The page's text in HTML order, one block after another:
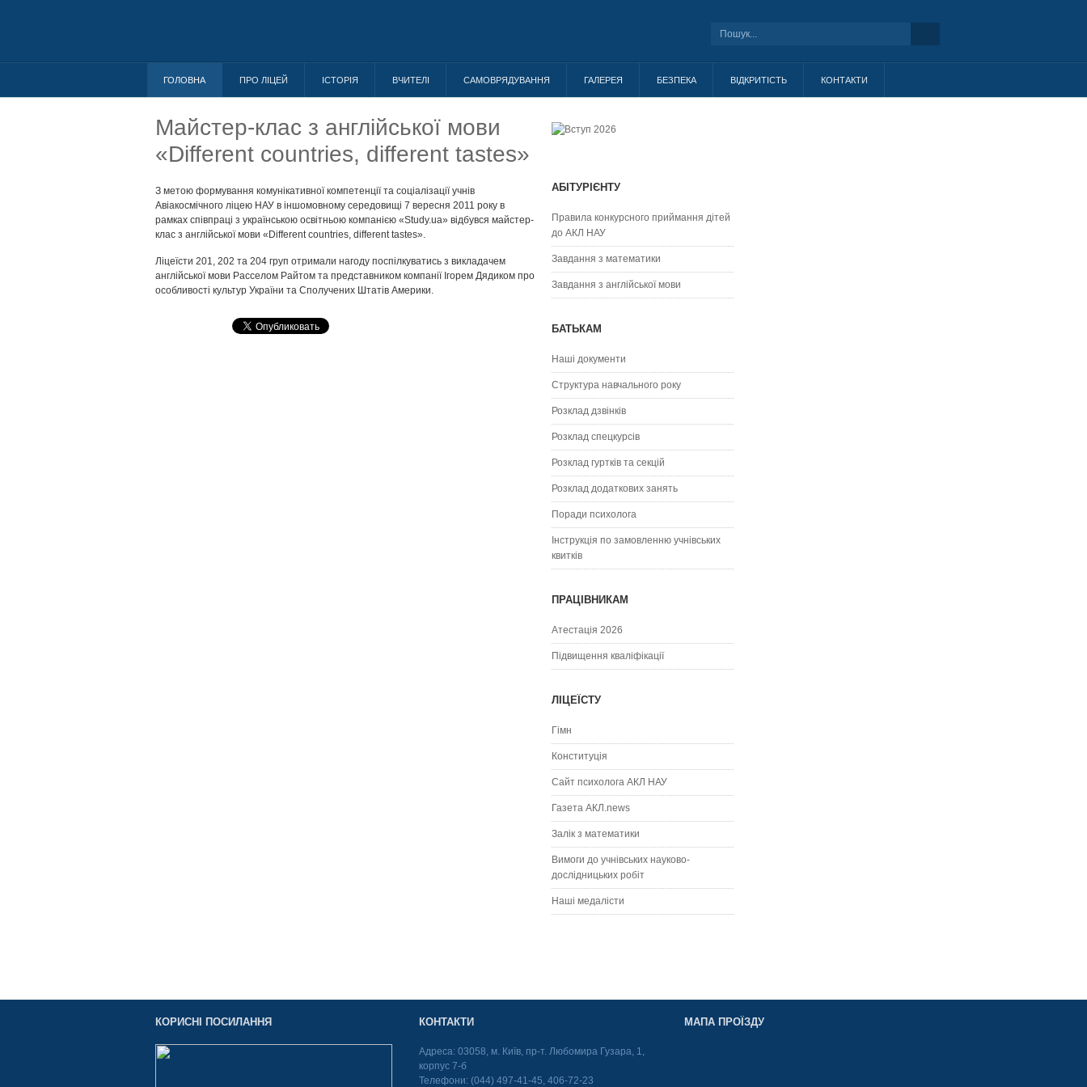
ГОЛОВНА ПРО ЛІЦЕЙ ІСТОРІЯ ВЧИТЕЛІ САМОВРЯДУВАННЯ ГАЛЕРЕЯ БЕЗПЕКА ВІДКРИТІСТЬ КОНТАКТИ
Майстер-клас з англійської мови
«Different countries, different tastes»
З метою формування комунікативної компетенції та соціалізації учнів
Авіакосмічного ліцею НАУ в іншомовному середовищі 7 вересня 2011 року в
рамках співпраці з українською освітньою компанією «Study.ua» відбувся майстер-
клас з англійської мови «Different countries, different tastes».
Ліцеїсти 201, 202 та 204 груп отримали нагоду поспілкуватись з викладачем
англійської мови Расселом Райтом та представником компанії Ігорем Дядиком про
особливості культур України та Сполучених Штатів Америки.
АБІТУРІЄНТУ
Правила конкурсного приймання дітей
до АКЛ НАУ
Завдання з математики
Завдання з англійської мови
БАТЬКАМ
Наші документи
Структура навчального року
Розклад дзвінків
Розклад спецкурсiв
Розклад гуртків та секцій
Розклад додаткових занять
Поради психолога
Інструкція по замовленню учнівських
квитків
ПРАЦІВНИКАМ
Атестація 2026
Підвищення кваліфікації
ЛІЦЕЇСТУ
Гімн
Конституція
Сайт психолога АКЛ НАУ
Газета АКЛ.news
Залік з математики
Вимоги до учнівських науково-
дослідницьких робіт
Наші медалісти
КОРИСНІ ПОСИЛАННЯ КОНТАКТИ
Адреса: 03058, м. Київ, пр-т. Любомира Гузара, 1,
корпус 7-б
Телефони: (044) 497-41-45, 406-72-23
МАПА ПРОЇЗДУ